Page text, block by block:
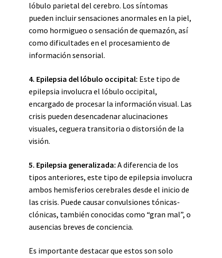
lóbulo parietal del cerebro. Los síntomas
pueden incluir sensaciones anormales en la piel,
como hormigueo o sensación de quemazón, así
como dificultades en el procesamiento de
información sensorial.
4. Epilepsia del lóbulo occipital: Este tipo de
epilepsia involucra el lóbulo occipital,
encargado de procesar la información visual. Las
crisis pueden desencadenar alucinaciones
visuales, ceguera transitoria o distorsión de la
visión.
5. Epilepsia generalizada: A diferencia de los
tipos anteriores, este tipo de epilepsia involucra
ambos hemisferios cerebrales desde el inicio de
las crisis. Puede causar convulsiones tónicas-
clónicas, también conocidas como “gran mal”, o
ausencias breves de conciencia.
Es importante destacar que estos son solo